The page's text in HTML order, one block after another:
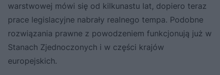
warstwowej mówi się od kilkunastu lat, dopiero teraz
prace legislacyjne nabrały realnego tempa. Podobne
rozwiązania prawne z powodzeniem funkcjonują już w
Stanach Zjednoczonych i w części krajów
europejskich.